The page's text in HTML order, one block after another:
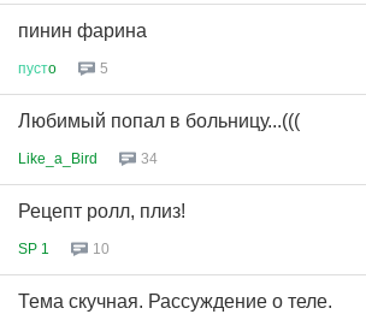
пинин фарина
пустo 5
Любимый попал в больницу...(((
Like_a_Bird 34
Рецепт ролл, плиз!
SP 1 10
Тема скучная. Рассуждение о теле.